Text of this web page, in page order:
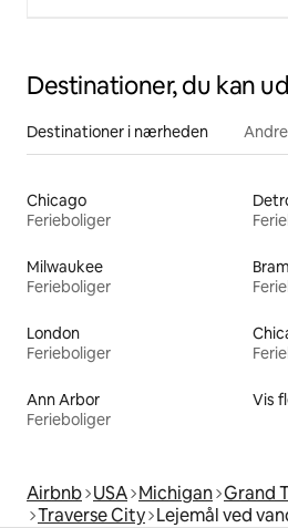
Destinationer, du kan
Destinationer i nærheden
Chicago
Ferieboliger
Milwaukee
Ferieboliger
London
Ferieboliger
Ann Arbor
Ferieboliger
Vis
Airbnb USA Michigan Grand
Traverse City Lejemål ved